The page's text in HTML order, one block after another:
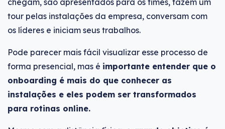
chegam, são apresentados para os times, fazem um
tour pelas instalações da empresa, conversam com
os líderes e iniciam seus trabalhos.
Pode parecer mais fácil visualizar esse processo de
forma presencial, mas é importante entender que o
onboarding é mais do que conhecer as
instalações e eles podem ser transformados
para rotinas online.